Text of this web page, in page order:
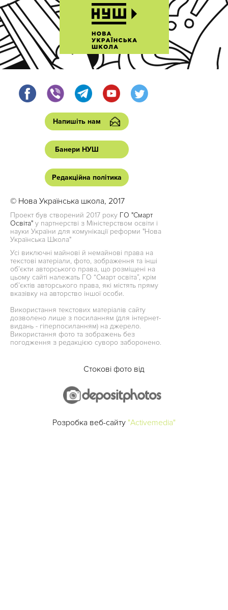
Напишіть нам
Банери НУШ
Редакційна політика
© Нова Українська школа, 2017
Проект був створений 2017 року ГО "Смарт
Освіта" у партнерстві з Міністерством освіти і
науки України для комунікації реформи "Нова
Українська Школа"
Усі виключні майнові й немайнові права на
текстові матеріали, фото, зображення та інші
об’єкти авторського права, що розміщені на
цьому сайті належать ГО “Смарт освіта”, крім
об’єктів авторського права, які містять пряму
вказівку на авторство іншої особи.
Використання текстових матеріалів сайту
дозволено лише з посиланням (для інтернет-
видань - гіперпосиланням) на джерело.
Використання фото та зображень без
погодження з редакцією суворо заборонено.
Стокові фото від
Розробка веб-сайту "Activemedia"